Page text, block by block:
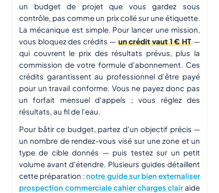
un budget de projet que vous gardez sous
contrôle, pas comme un prix collé sur une étiquette.
La mécanique est simple. Pour lancer une mission,
vous bloquez des crédits —un crédit vaut 1 € HT—
qui couvrent le prix des résultats prévus, plus la
commission de votre formule d'abonnement. Ces
crédits garantissent au professionnel d'être payé
pour un travail conforme. Vous ne payez donc pas
un forfait mensuel d'appels ; vous réglez des
résultats, au fil de l'eau.
Pour bâtir ce budget, partez d'un objectif précis —
un nombre de rendez-vous visé sur une zone et un
type de cible donnés — puis testez sur un petit
volume avant d'étendre. Plusieurs guides détaillent
cette préparation : notre guide sur bien externaliser
prospection commerciale cahier charges clairaide